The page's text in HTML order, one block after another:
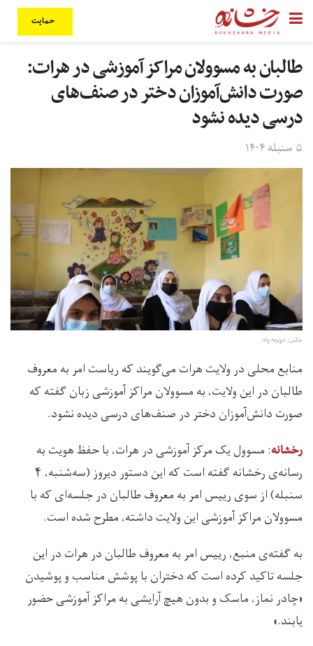
حمایت
طالبان به مسوولان مراکز آموزشی در هرات:
صورت دانش‌آموزان دختر در صنف‌های
درسی دیده نشود
۵ سنبله ۱۴۰۴
عکس: دویچه وله.
منابع محلی در ولایت هرات می‌گویند که ریاست امر به معروف
طالبان در این ولایت، به مسوولان مراکز آموزشی زبان گفته‌ که
صورت دانش‌آموزان دختر در صنف‌های درسی دیده نشود.
رخشانه: مسوول یک مرکز آموزشی در هرات، با حفظ هویت‌ به
رسانه‌ی رخشانه گفته است که این دستور دیروز (سه‌شنبه، ۴
سنبله) از سوی رییس امر به معروف طالبان در جلسه‌ای که با
مسوولان مراکز آموزشی این ولایت داشته، مطرح شده است.
به گفته‌ی منبع، رییس امر به معروف طالبان در هرات در این
جلسه تاکید کرده است که دختران با پوشش مناسب و پوشیدن
«چادر نماز، ماسک و بدون هیچ آرایشی به مراکز آموزشی حضور
یابند.»